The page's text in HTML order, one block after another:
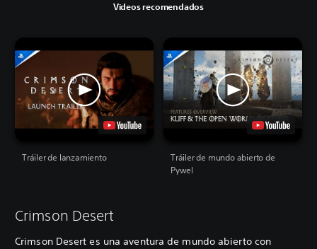
Videos recomendados
Tráiler de lanzamiento
Tráiler de mundo abierto de
Pywel
Crimson Desert
Crimson Desert es una aventura de mundo abierto con